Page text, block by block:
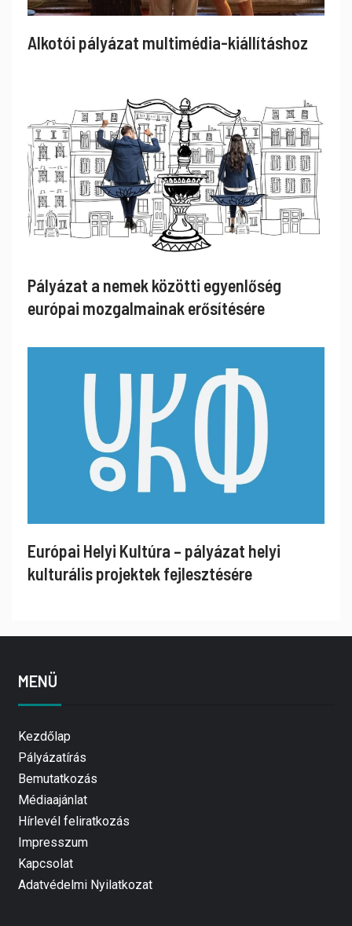
Alkotói pályázat multimédia-kiállításhoz
Pályázat a nemek közötti egyenlőség
európai mozgalmainak erősítésére
Európai Helyi Kultúra – pályázat helyi
kulturális projektek fejlesztésére
MENÜ
Kezdőlap
Pályázatírás
Bemutatkozás
Médiaajánlat
Hírlevél feliratkozás
Impresszum
Kapcsolat
Adatvédelmi Nyilatkozat